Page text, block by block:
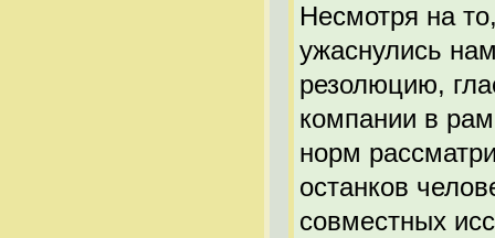
Несмотря на
ужаснулись
резолюцию,
компании в
норм
останков
совместных